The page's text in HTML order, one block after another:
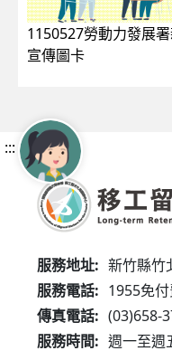
1150527勞動力發展
宣傳圖卡
:::
服務地址: 新竹縣竹
服務電話: 1955免
傳真電話: (03)658-
服務時間: 週一至週